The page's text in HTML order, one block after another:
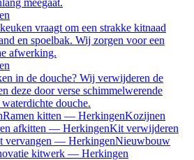
vraagt om een strakke kitnaad
en spoelbak. Wij zorgen voor een
afwerking.
in de douche? Wij verwijderen de
deze door verse schimmelwerende
douche.
Ramen kitten — HerkingenKozijnen
afkitten — HerkingenKit verwijderen
vervangen — HerkingenNieuwbouw
kitwerk — Herkingen